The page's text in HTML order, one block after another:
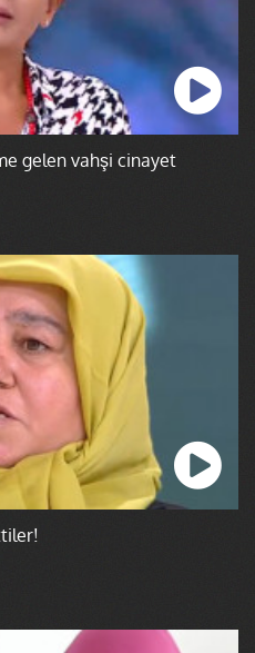
gelen vahşi cinayet